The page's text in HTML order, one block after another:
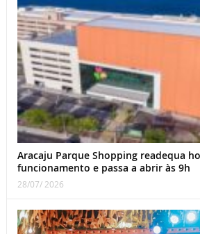
Aracaju Parque Shopping readequa
funcionamento e passa a abrir às 9h
28/07/ 2026